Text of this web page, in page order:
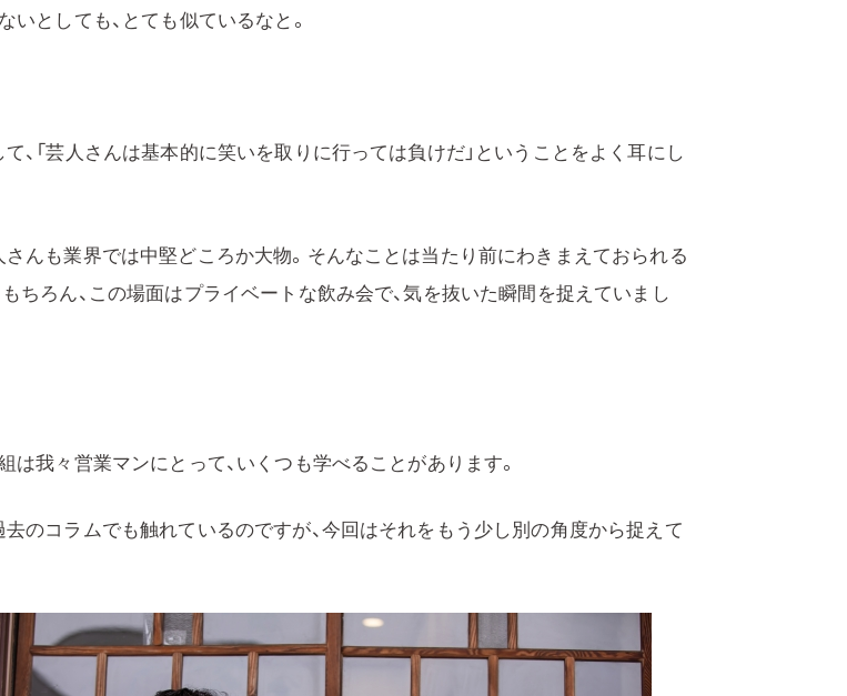
いとしても、とても似ているなと。
、「芸人さんは基本的に笑いを取りに行っては負けだ」ということをよく耳にし
さんも業界では中堅どころか大物。そんなことは当たり前にわきまえておられる
ちろん、この場面はプライベートな飲み会で、気を抜いた瞬間を捉えていまし
は我々営業マンにとって、いくつも学べることがあります。
のコラムでも触れているのですが、今回はそれをもう少し別の角度から捉えて